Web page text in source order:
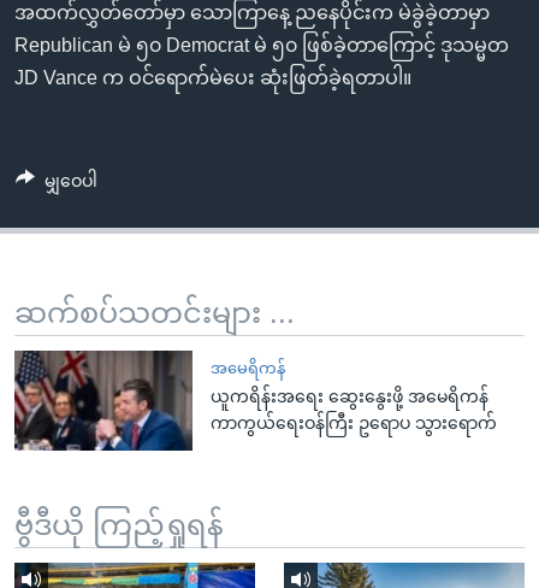
ကြည့်
ရန်
ရှာဖွေ
သို့
ဘာသာစကားများ
အထက်လွှတ်တော်မှာ သောကြာနေ့ ညနေပိုင်းက မဲခွဲခဲ့တာမှာ
Republican မဲ ၅၀ Democrat မဲ ၅၀ ဖြစ်ခဲ့တာကြောင့် ဒုသမ္မတ
JD Vance က ဝင်ရောက်မဲပေး ဆုံးဖြတ်ခဲ့ရတာပါ။
မျှဝေပါ
ဆက်စပ်သတင်းများ ...
အမေရိကန်
ယူကရိန်းအရေး ဆွေးနွေးဖို့ အမေရိကန်
ကာကွယ်ရေးဝန်ကြီး ဥရောပ သွားရောက်
ဗွီဒီယို ကြည့်ရှုရန်